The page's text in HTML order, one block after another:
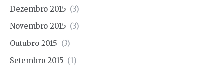
Dezembro 2015 (3)
Novembro 2015 (3)
Outubro 2015 (3)
Setembro 2015 (1)